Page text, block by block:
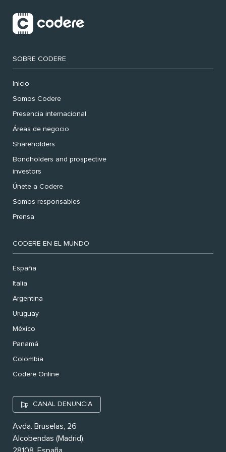
SOBRE CODERE
Inicio
Somos Codere
Presencia internacional
Áreas de negocio
Shareholders
Bondholders and prospective
investors
Únete a Codere
Somos responsables
Prensa
CODERE EN EL MUNDO
España
Italia
Argentina
Uruguay
México
Panamá
Colombia
Codere Online
CANAL DENUNCIA
Avda. Bruselas, 26
Alcobendas (Madrid),
28108. España